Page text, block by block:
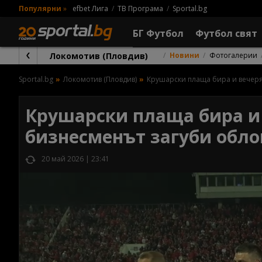
Популярни » efbet Лига ТВ Програма Sportal.bg
БГ Футбол Футбол свят
Локомотив (Пловдив) Новини Фотогалерии
Sportal.bg Локомотив (Пловдив) Крушарски плаща бира и
Крушарски плаща бира и
бизнесменът загуби
20 май 2026 | 23:41